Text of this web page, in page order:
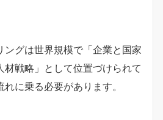
ングは世界規模で「企業と国家
材戦略」として位置づけられて
に乗る必要があります。